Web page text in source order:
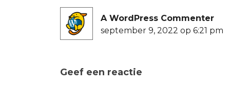
A WordPress Commenter
zegt:
september 9, 2022 op 6:21 pm
Geef een reactie